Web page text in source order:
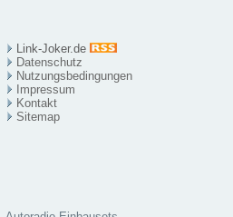
Link-Joker.de
Datenschutz
Nutzungsbedingungen
Impressum
Kontakt
Sitemap